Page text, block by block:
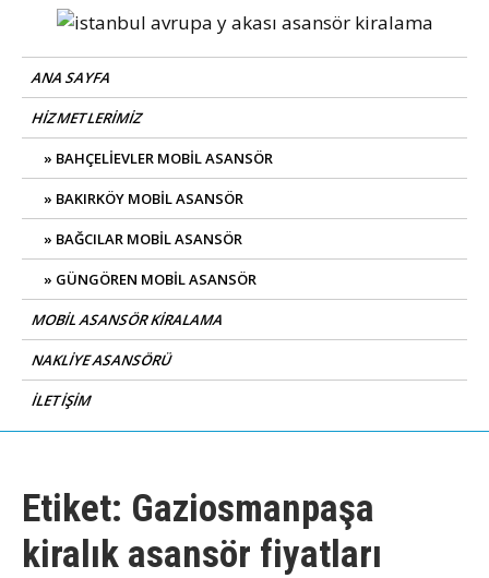
content Avrupa Yakası Mobil Asansör
Kiralama
ANA SAYFA
HIZMETLERIMIZ
BAHÇELIEVLER MOBIL ASANSÖR
BAKIRKÖY MOBIL ASANSÖR
BAĞCILAR MOBIL ASANSÖR
GÜNGÖREN MOBIL ASANSÖR
MOBIL ASANSÖR KIRALAMA
NAKLIYE ASANSÖRÜ
İLETIŞIM
Etiket: Gaziosmanpaşa
kiralık asansör fiyatları